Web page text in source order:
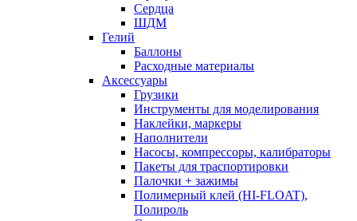
Сердца
ШДМ
Гелий
Баллоны
Расходные материалы
Аксессуары
Грузики
Инструменты для моделирования
Наклейки, маркеры
Наполнители
Насосы, компрессоры, калибраторы
Пакеты для траспортировки
Палочки + зажимы
Полимерный клей (HI-FLOAT),
Полироль